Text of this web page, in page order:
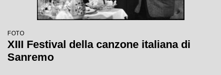
FOTO
XIII Festival della canzone italiana di
Sanremo